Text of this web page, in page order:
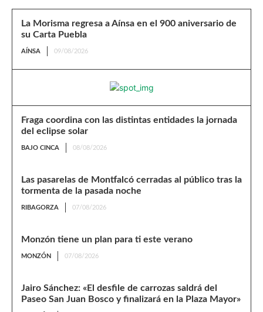
La Morisma regresa a Aínsa en el 900 aniversario de
su Carta Puebla
AÍNSA 09/08/2026
Fraga coordina con las distintas entidades la jornada
del eclipse solar
BAJO CINCA 08/08/2026
Las pasarelas de Montfalcó cerradas al público tras la
tormenta de la pasada noche
RIBAGORZA 07/08/2026
Monzón tiene un plan para ti este verano
MONZÓN 07/08/2026
Jairo Sánchez: «El desfile de carrozas saldrá del
Paseo San Juan Bosco y finalizará en la Plaza Mayor»